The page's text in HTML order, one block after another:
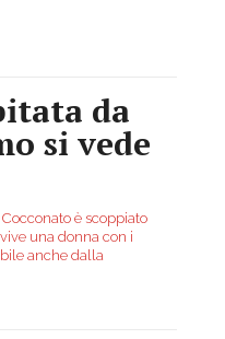
da
si vede
è scoppiato
una donna con i
anche dalla